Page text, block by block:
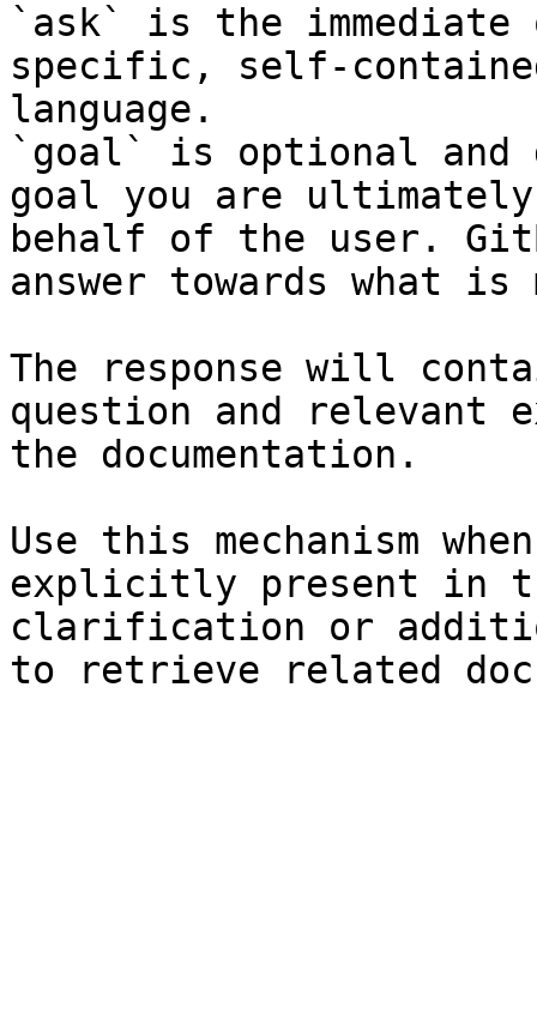
`ask` is the
specific, self-
language.
`goal` is optional and
goal you are
behalf of the user.
answer towards what
The response will
question and relevant
the documentation.
Use this mechanism
explicitly present in
clarification or